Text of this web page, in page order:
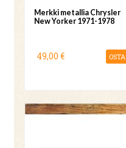
Merkki metallia Chrysler
New Yorker 1971-1978
49,00 € OSTA